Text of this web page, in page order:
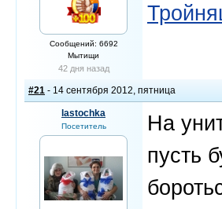
Сообщений: 6692
Мытищи
42 дня назад
#21 - 14 сентября 2012, пятница
lastochka
Посетитель
На
пусть